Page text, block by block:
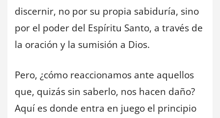
discernir, no por su propia sabiduría, sino
por el poder del Espíritu Santo, a través de
la oración y la sumisión a Dios.
Pero, ¿cómo reaccionamos ante aquellos
que, quizás sin saberlo, nos hacen daño?
Aquí es donde entra en juego el principio